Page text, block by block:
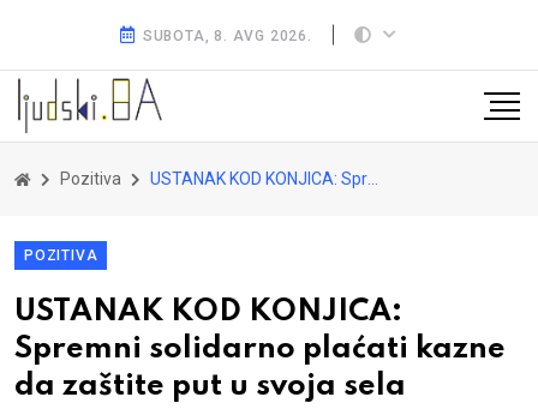
SUBOTA, 8. AVG 2026.
Pozitiva USTANAK KOD KONJICA: Spremni solidarno plaćati kazne da zaštite put u svoja sela
POZITIVA
USTANAK KOD KONJICA:
Spremni solidarno plaćati kazne
da zaštite put u svoja sela